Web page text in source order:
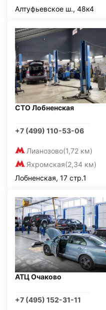
Алтуфьевское ш., 48к4
СТО Лобненская
+7 (499) 110-53-06
Лианозово(1,72 км)
Яхромская(2,34 км)
Лобненская, 17 стр.1
АТЦ Очаково
+7 (495) 152-31-11